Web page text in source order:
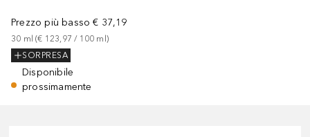
Prezzo più basso € 37,19
30 ml (€ 123,97 / 100 ml)
SORPRESA
Disponibile
prossimamente